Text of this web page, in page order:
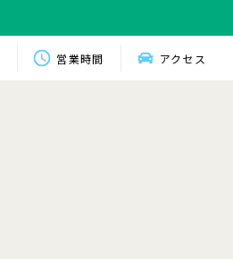
営業時間 アクセス